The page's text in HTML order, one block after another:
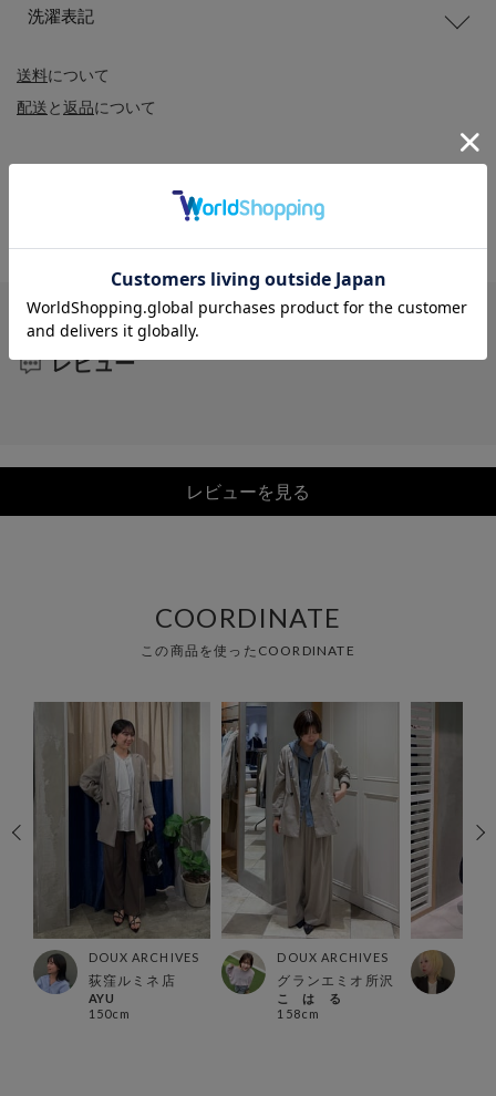
送料について
配送と返品について
洗濯表記
レビュー
レビューを見る
COORDINATE
この商品を使ったCOORDINATE
DOUX ARCHIVES
荻窪ルミネ店
AYU
150cm
DOUX ARCHIVES
グランエミオ所沢
こ は る
158cm